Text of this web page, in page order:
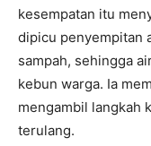
kesempatan itu
dipicu penyempitan
sampah, sehingga
kebun warga. Ia
mengambil langkah
terulang.